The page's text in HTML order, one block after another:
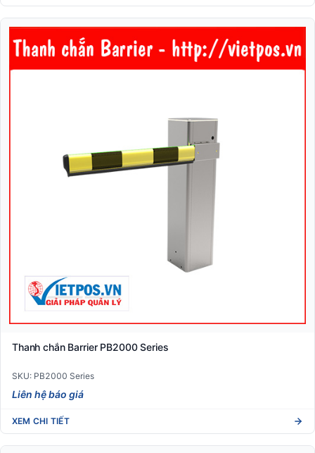
Thanh chắn Barrier PB2000 Series
SKU: PB2000 Series
Liên hệ báo giá
XEM CHI TIẾT